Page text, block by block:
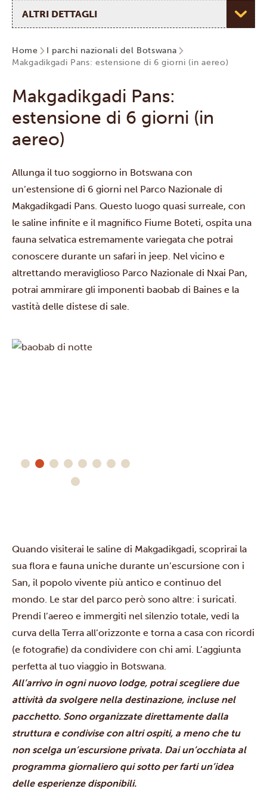
Seleziona pagina
Home
I parchi nazionali del Botswana
Makgadikgadi Pans: estensione di 6 giorni (in aereo)
Makgadikgadi Pans:
estensione di 6 giorni (in
aereo)
Allunga il tuo soggiorno in Botswana con
un’estensione di 6 giorni nel Parco Nazionale di
Makgadikgadi Pans. Questo luogo quasi surreale, con
le saline infinite e il magnifico Fiume Boteti, ospita una
fauna selvatica estremamente variegata che potrai
conoscere durante un safari in jeep. Nel vicino e
altrettando meraviglioso Parco Nazionale di Nxai Pan,
potrai ammirare gli imponenti baobab di Baines e la
vastità delle distese di sale.
Quando visiterai le saline di Makgadikgadi, scoprirai la
sua flora e fauna uniche durante un’escursione con i
San, il popolo vivente più antico e continuo del
mondo. Le star del parco però sono altre: i suricati.
Prendi l’aereo e immergiti nel silenzio totale, vedi la
curva della Terra all’orizzonte e torna a casa con ricordi
(e fotografie) da condividere con chi ami. L’aggiunta
perfetta al tuo viaggio in Botswana.
All’arrivo in ogni nuovo lodge, potrai scegliere due
attività da svolgere nella destinazione, incluse nel
pacchetto. Sono organizzate direttamente dalla
struttura e condivise con altri ospiti, a meno che tu
non scelga un’escursione privata. Dai un’occhiata al
programma giornaliero qui sotto per farti un’idea
delle esperienze disponibili.